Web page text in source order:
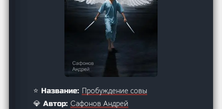
⭐ Название: Пробуждение совы
💎 Автор:Сафонов Андрей